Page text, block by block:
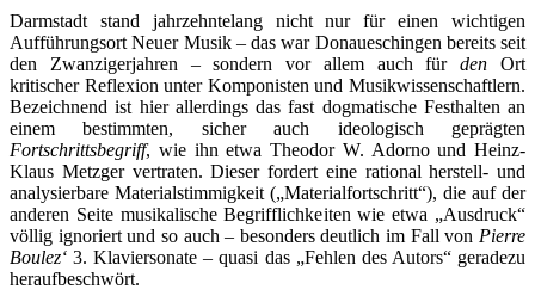
Darmstadt stand jahrzehntelang nicht nur für einen wichtigen
Aufführungsort Neuer Musik – das war Donaueschingen bereits seit
den Zwanzigerjahren – sondern vor allem auch fürden Ort
kritischer Reflexion unter Komponisten und Musikwissenschaftlern.
Bezeichnend ist hier allerdings das fast dogmatische Festhalten an
einem bestimmten, sicher auch ideologisch geprägten
Fortschrittsbegriff, wie ihn etwa Theodor W. Adorno und Heinz-
Klaus Metzger vertraten. Dieser fordert eine rational herstell- und
analysierbare Materialstimmigkeit („Materialfortschritt“), die auf der
anderen Seite musikalische Begrifflichkeiten wie etwa „Ausdruck“
völlig ignoriert und so auch – besonders deutlich im Fall von Pierre
Boulez‘3. Klaviersonate – quasi das „Fehlen des Autors“ geradezu
heraufbeschwört.